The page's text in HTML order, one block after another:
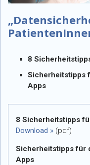
8
Sicherheitstipps
Apps
8 Sicherheitstipps
Download » (pdf)
Sicherheitstipps für
Apps